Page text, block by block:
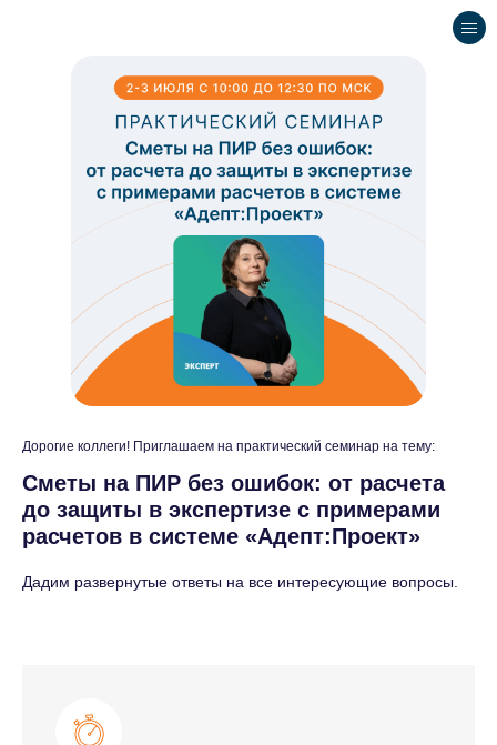
Дорогие коллеги! Приглашаем на практический семинар на тему:
Сметы на ПИР без ошибок: от расчета
до защиты в экспертизе с примерами
расчетов в системе «Адепт:Проект»
Дадим развернутые ответы на все интересующие вопросы.